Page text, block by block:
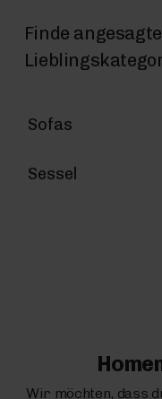
Finde
Sofas
Sessel
Wir möchten, dass